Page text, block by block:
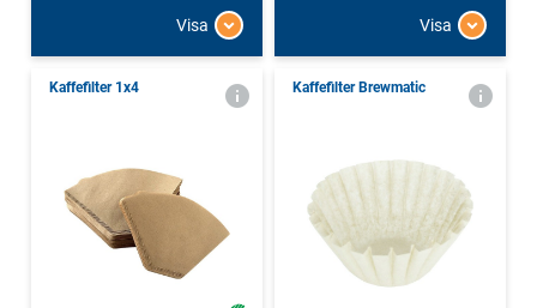
Visa Visa
Kaffefilter 1x4 Kaffefilter Brewmatic